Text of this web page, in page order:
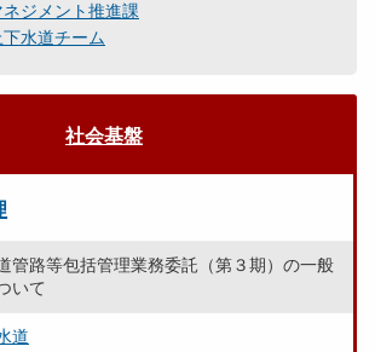
ジメント推進課
水道チーム
社会基盤
管路等包括管理業務委託（第３期）の一般
いて
道